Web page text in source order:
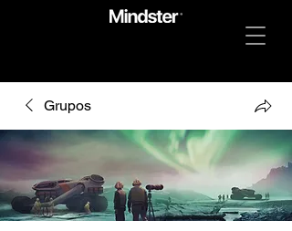
Grupos